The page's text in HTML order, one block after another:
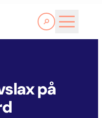
Lue lisää
på